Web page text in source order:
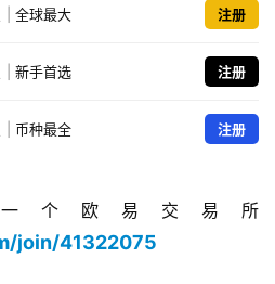
全球最大 注册
新手首选 注册
币种最全 注册
个欧易交易所
join/41322075